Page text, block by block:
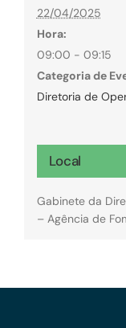
22/04/2025
Hora:
09:00 - 09:15
Categoria de
Diretoria de
Local
Gabinete da
– Agência de